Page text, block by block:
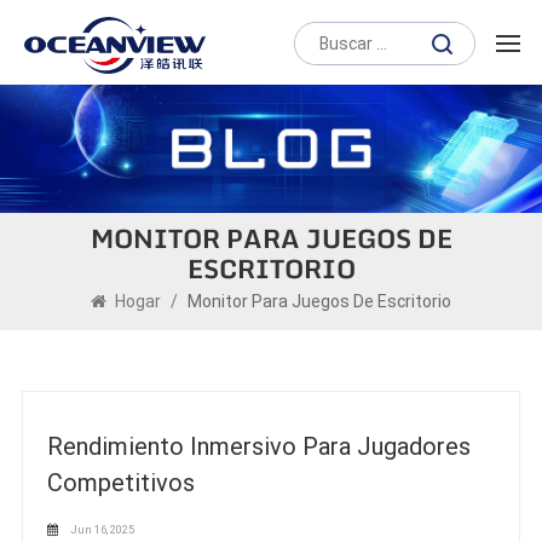
MONITOR PARA JUEGOS DE
ESCRITORIO
Hogar / Monitor Para Juegos De Escritorio
Rendimiento Inmersivo Para Jugadores
Competitivos
Jun 16, 2025